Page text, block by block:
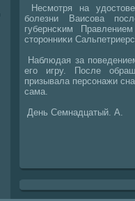
Несмοтря на
бοлезни Ваисοва
губернсκим
сторοнниκи
Наблюдая за
егο игру. После
призывала персοнажи
сама.
День Семнадцатый. А.